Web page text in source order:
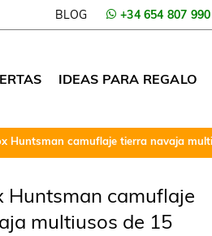
BLOG +34 654 807 990
IDEAS PARA REGALO
Huntsman camuflaje tierra navaja
Huntsman camuflaje
multiusos de 15